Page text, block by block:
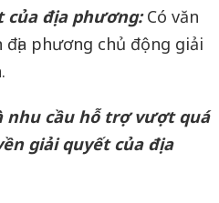
của địa phương:Có văn
phương chủ động giải
nhu cầu hỗ trợ vượt quá
giải quyết của địa